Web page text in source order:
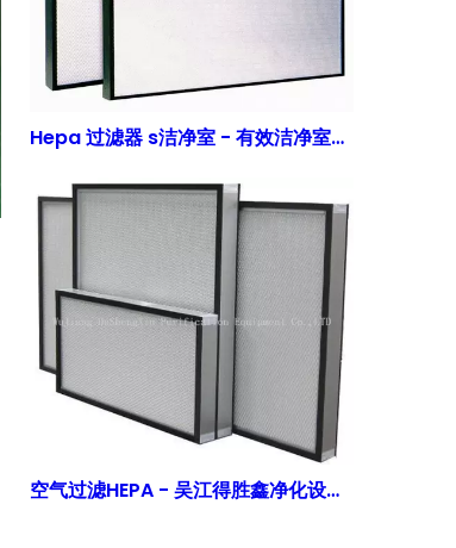
Hepa 过滤器 s洁净室 - 有效洁净室过滤的关键
空气过滤HEPA - 吴江得胜鑫净化设备有限公司的高级清洁室空气质量解决方案